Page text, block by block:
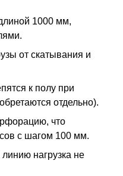
1000 мм,
от скатывания и
к полу при
отдельно).
что
с шагом 100 мм.
нагрузка не